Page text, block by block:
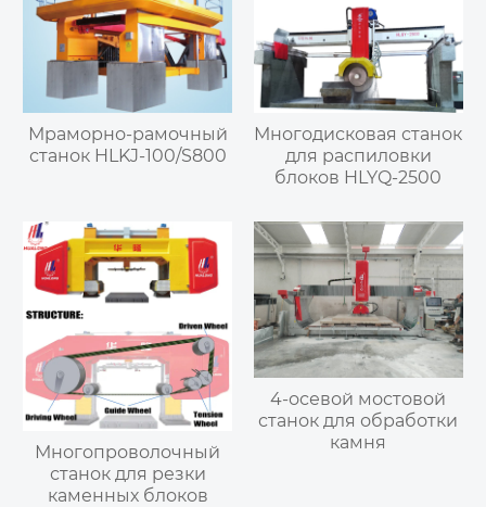
Мраморно-рамочный
станок HLKJ-100/S800
Многодисковая станок
для распиловки
блоков HLYQ-2500
Многопроволочный
станок для резки
каменных блоков
4-осевой мостовой
станок для обработки
камня